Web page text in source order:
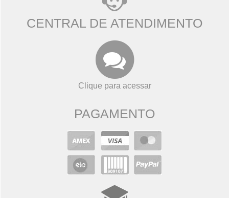
CENTRAL DE ATENDIMENTO
Clique para acessar
PAGAMENTO